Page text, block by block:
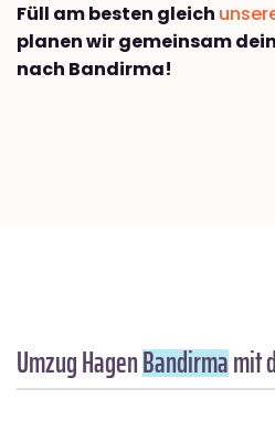
Füll am besten gleich
planen wir gemeinsam
nach Bandirma!
Umzug HagenBandirmamit